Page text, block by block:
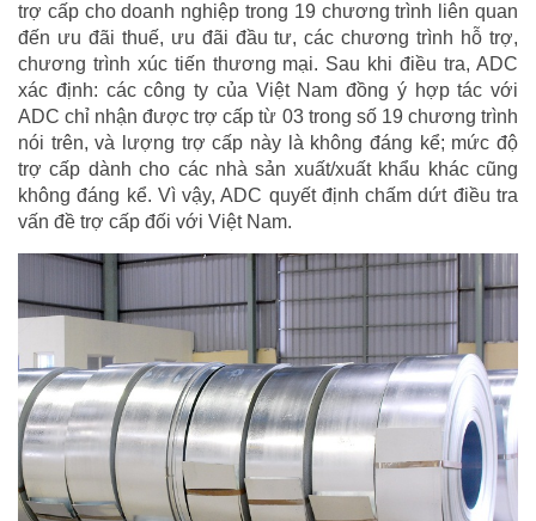
trợ cấp cho doanh nghiệp trong 19 chương trình liên quan
đến ưu đãi thuế, ưu đãi đầu tư, các chương trình hỗ trợ,
chương trình xúc tiến thương mại. Sau khi điều tra, ADC
xác định: các công ty của Việt Nam đồng ý hợp tác với
ADC chỉ nhận được trợ cấp từ 03 trong số 19 chương trình
nói trên, và lượng trợ cấp này là không đáng kể; mức độ
trợ cấp dành cho các nhà sản xuất/xuất khẩu khác cũng
không đáng kể. Vì vậy, ADC quyết định chấm dứt điều tra
vấn đề trợ cấp đối với Việt Nam.